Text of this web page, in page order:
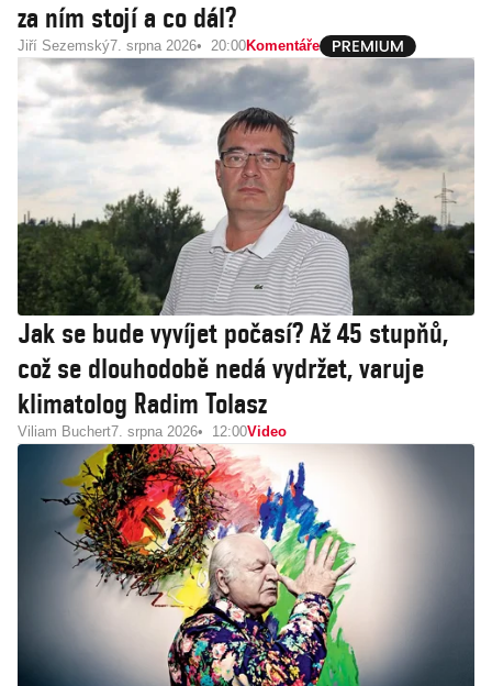
za ním stojí a co dál?
Jiří Sezemský7. srpna 2026 20:00Komentáře
Jak se bude vyvíjet počasí? Až 45 stupňů,
což se dlouhodobě nedá vydržet, varuje
klimatolog Radim Tolasz
Viliam Buchert7. srpna 2026 12:00Video